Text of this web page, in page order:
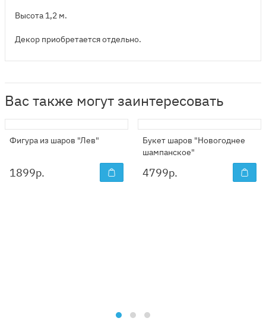
Высота 1,2 м.
Декор приобретается отдельно.
Вас также могут заинтересовать
Фигура из шаров "Лев"
1899р.
Букет шаров "Новогоднее
шампанское"
4799р.